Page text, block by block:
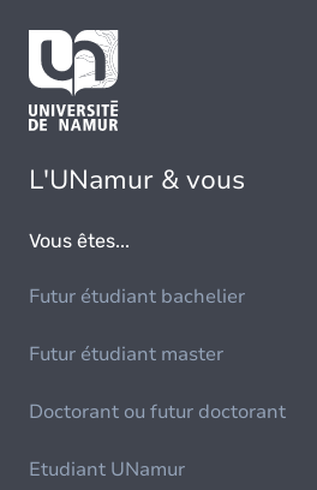
L'UNamur & vous
Vous êtes...
Futur étudiant bachelier
Futur étudiant master
Doctorant ou futur doctorant
Etudiant UNamur